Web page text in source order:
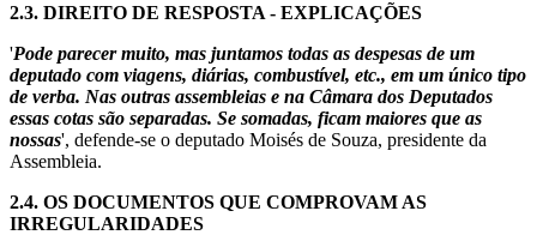
2.3. DIREITO DE RESPOSTA - EXPLICAÇÕES
'Pode parecer muito, mas juntamos todas as despesas de um
deputado com viagens, diárias, combustível, etc., em um único tipo
de verba. Nas outras assembleias e na Câmara dos Deputados
essas cotas são separadas. Se somadas, ficam maiores que as
nossas', defende-se o deputado Moisés de Souza, presidente da
Assembleia.
2.4. OS DOCUMENTOS QUE COMPROVAM AS
IRREGULARIDADES